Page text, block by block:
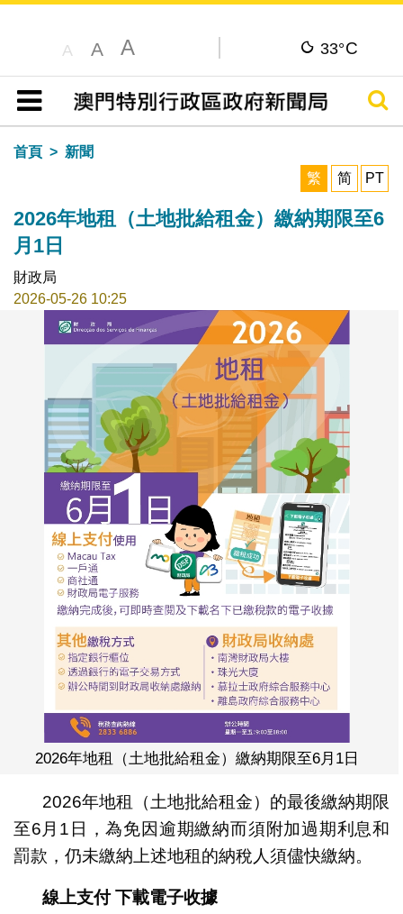
A A A 33°C
目錄
搜尋
首頁
新聞
繁
简 PT
2026年地租（土地批給租金）繳納期限至6
月1日
財政局
2026-05-26 10:25
2026年地租（土地批給租金）繳納期限至6月1日
2026年地租（土地批給租金）的最後繳納期限
至6月1日，為免因逾期繳納而須附加過期利息和
罰款，仍未繳納上述地租的納稅人須儘快繳納。
線上支付 下載電子收據